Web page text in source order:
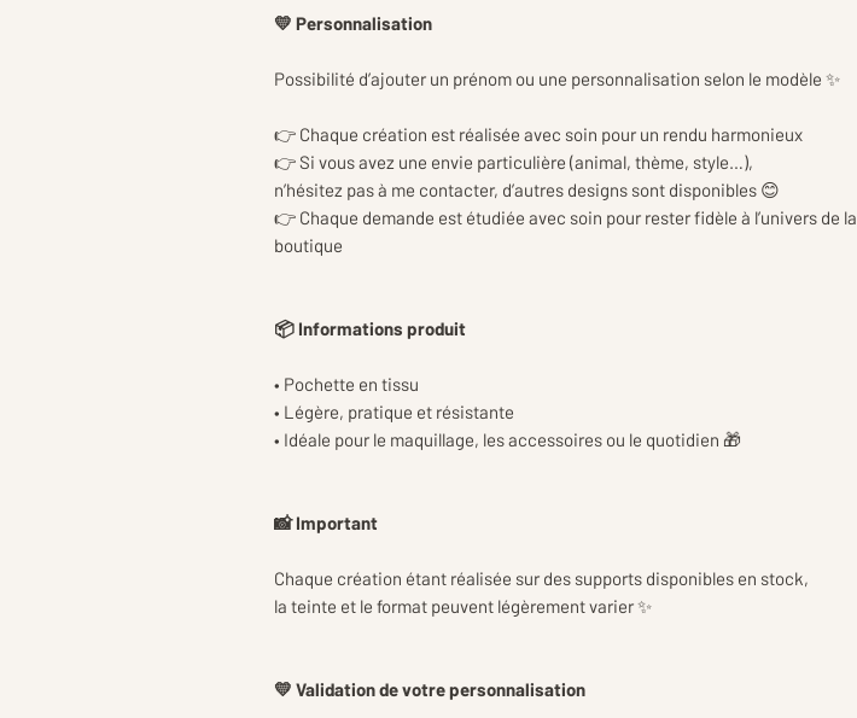
💛 Personnalisation
Possibilité d’ajouter un prénom ou une personnalisation selon le modèle ✨
👉 Chaque création est réalisée avec soin pour un rendu harmonieux
👉 Si vous avez une envie particulière (animal, thème, style…),
n’hésitez pas à me contacter, d’autres designs sont disponibles 😊
👉 Chaque demande est étudiée avec soin pour rester fidèle à l’univers de la
boutique
📦 Informations produit
• Pochette en tissu
• Légère, pratique et résistante
• Idéale pour le maquillage, les accessoires ou le quotidien 🎁
📸 Important
Chaque création étant réalisée sur des supports disponibles en stock,
la teinte et le format peuvent légèrement varier ✨
💛 Validation de votre personnalisation